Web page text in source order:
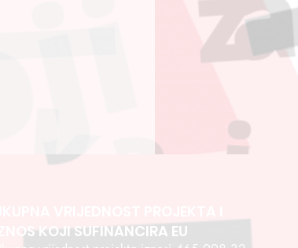
IZNOS KOJI SUFINANCIRA EU